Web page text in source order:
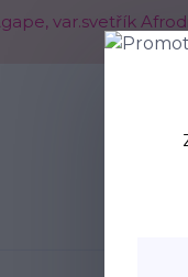
var.svetřík